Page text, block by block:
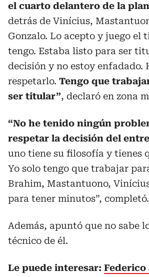
el cuarto delantero de la
detrás de Vinícius,
Gonzalo. Lo acepto y juego el
tengo. Estaba listo para ser
decisión y no estoy enfadado.
respetarlo. Tengo que
ser titular”, declaró en zona
“No he tenido ningún
respetar la decisión del
uno tiene su filosofía y tienes
Yo solo tengo que trabajar
Brahim, Mastantuono,
para tener minutos”, completó.
Además, apuntó que no sabe
técnico de él.
Le puede interesar: Federico